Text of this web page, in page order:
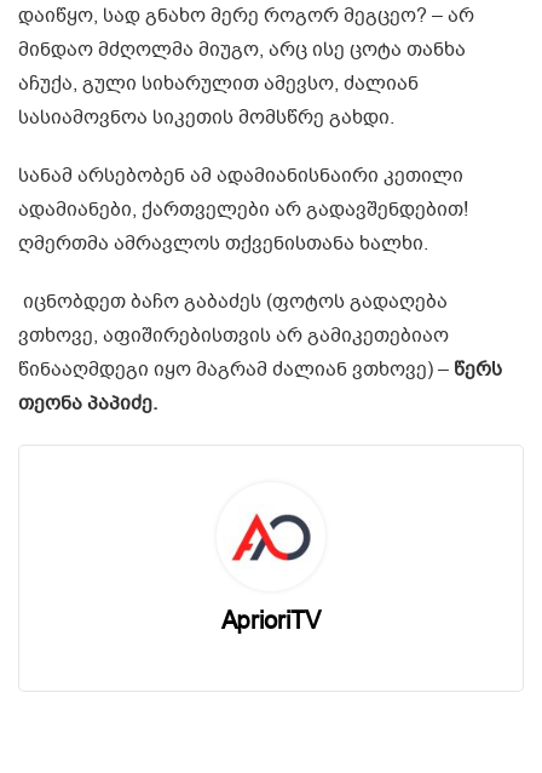
დაიწყო, სად გნახო მერე როგორ მეგცეო? – არ
მინდაო მძღოლმა მიუგო, არც ისე ცოტა თანხა
აჩუქა, გული სიხარულით ამევსო, ძალიან
სასიამოვნოა სიკეთის მომსწრე გახდი.
სანამ არსებობენ ამ ადამიანისნაირი კეთილი
ადამიანები, ქართველები არ გადავშენდებით!
ღმერთმა ამრავლოს თქვენისთანა ხალხი.
იცნობდეთ ბაჩო გაბაძეს (ფოტოს გადაღება
ვთხოვე, აფიშირებისთვის არ გამიკეთებიაო
წინააღმდეგი იყო მაგრამ ძალიან ვთხოვე) – წერს
თეონა პაპიძე.
AprioriTV